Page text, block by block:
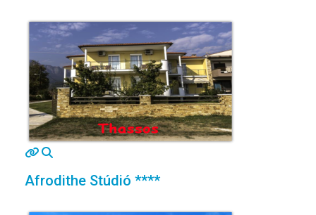
MOD_JTCS_VIEW_ARTICLE_LINK
Afrodithe Stúdió ****